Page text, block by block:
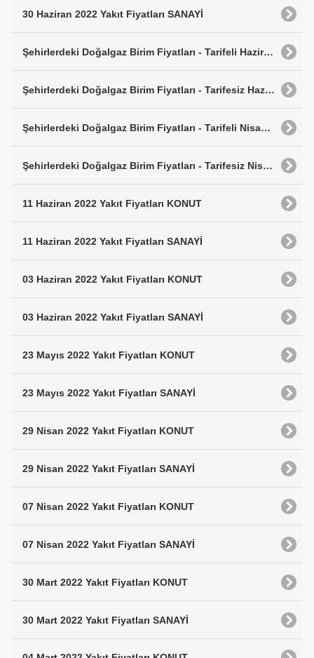
30 Haziran 2022 Yakıt Fiyatları SANAYİ
Şehirlerdeki Doğalgaz Birim Fiyatları - Tarifeli Haziran 2022
Şehirlerdeki Doğalgaz Birim Fiyatları - Tarifesiz Haziran 2022
Şehirlerdeki Doğalgaz Birim Fiyatları - Tarifeli Nisan 2022
Şehirlerdeki Doğalgaz Birim Fiyatları - Tarifesiz Nisan 2022
11 Haziran 2022 Yakıt Fiyatları KONUT
11 Haziran 2022 Yakıt Fiyatları SANAYİ
03 Haziran 2022 Yakıt Fiyatları KONUT
03 Haziran 2022 Yakıt Fiyatları SANAYİ
23 Mayıs 2022 Yakıt Fiyatları KONUT
23 Mayıs 2022 Yakıt Fiyatları SANAYİ
29 Nisan 2022 Yakıt Fiyatları KONUT
29 Nisan 2022 Yakıt Fiyatları SANAYİ
07 Nisan 2022 Yakıt Fiyatları KONUT
07 Nisan 2022 Yakıt Fiyatları SANAYİ
30 Mart 2022 Yakıt Fiyatları KONUT
30 Mart 2022 Yakıt Fiyatları SANAYİ